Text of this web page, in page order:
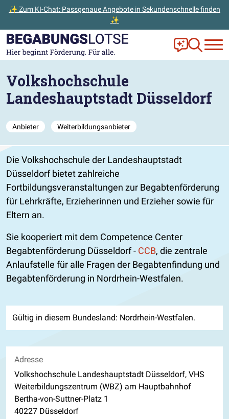
✨ Zum KI-Chat: Passgenaue Angebote in Sekundenschnelle finden
✨
Zum Hauptinhalt der Seite springen
Zur Startseite gehen Frag Ella!
Zur
Volkshochschule
Landeshauptstadt Düsseldorf
Anbieter Weiterbildungsanbieter
Die Volkshochschule der Landeshauptstadt
Düsseldorf bietet zahlreiche
Fortbildungsveranstaltungen zur Begabtenförderung
für Lehrkräfte, Erzieherinnen und Erzieher sowie für
Eltern an.
Sie kooperiert mit dem Competence Center
Begabtenförderung Düsseldorf - CCB, die zentrale
Anlaufstelle für alle Fragen der Begabtenfindung und
Begabtenförderung in Nordrhein-Westfalen.
Gültig in diesem Bundesland: Nordrhein-Westfalen.
Adresse
Volkshochschule Landeshauptstadt Düsseldorf, VHS
Weiterbildungszentrum (WBZ) am Hauptbahnhof
Bertha-von-Suttner-Platz 1
40227 Düsseldorf